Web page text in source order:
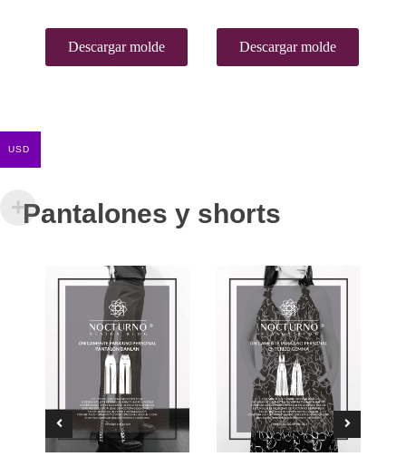
Descargar molde Descargar molde
Pantalones y shorts
USD